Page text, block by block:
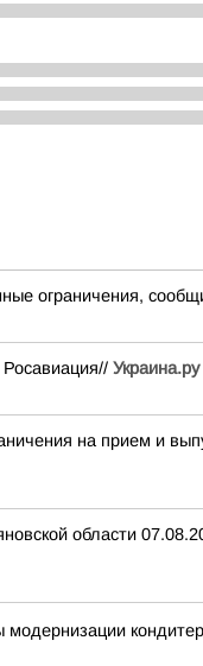
ограничения,
Украина.ру
на прием и
области
модернизации